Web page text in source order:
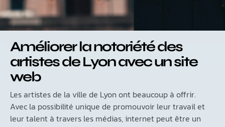
Améliorer la notoriété des
artistes de Lyon avec un site
web
Les artistes de la ville de Lyon ont beaucoup à offrir.
Avec la possibilité unique de promouvoir leur travail et
leur talent à travers les médias, internet peut être un